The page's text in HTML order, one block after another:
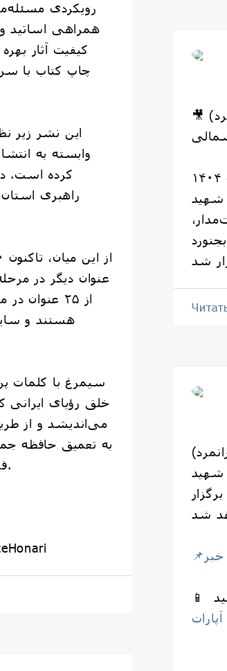
رویکردی
همراهی اساتید
کیفیت آثار
چاپ کتاب با
این نشر زیر
وابسته به
کرده است.
عنوان دیگر در
از ۲۵ عنوان
هستند و
خلق رؤیای
می‌اندیشد و از
به تعمیق حافظه
فرهنگی و ملی کمک خواهد کرد.
🎥 ببینید| کاروان روایت حبیب فصل پنجم (ایرانمرد)
رویداد هنری روایت حبیب چهارشنبه 17دی ۱۴۰۴
شهید
شد
شهید
شد
خبر
آپارات